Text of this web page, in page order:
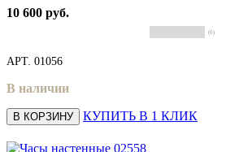
10 600 руб.
(0)
АРТ. 01056
В наличии
В КОРЗИНУ КУПИТЬ В 1 КЛИК